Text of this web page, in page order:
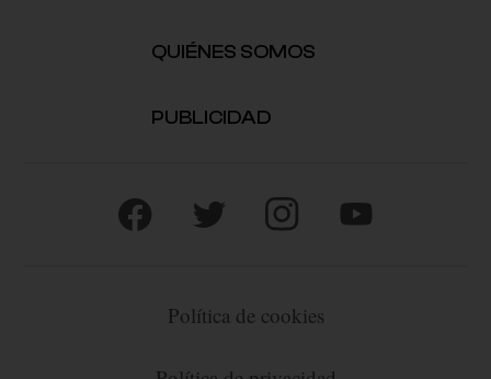
QUIÉNES SOMOS
PUBLICIDAD
Política de cookies